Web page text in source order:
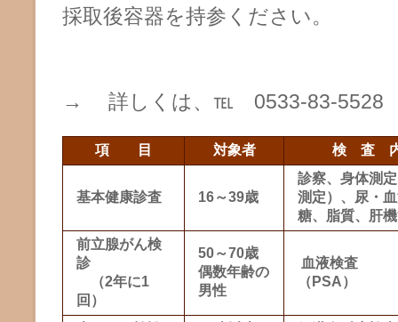
採取後容器を持参ください。
→ 詳しくは、℡ 0533-83-5528
項 目 対象者 検 査
基本健康診査 16～39歳
診察、身体測
測定）、尿・
糖、脂質、肝
前立腺がん検
診
（2年に1
回）
50～70歳
偶数年齢の
男性
血液検査
（PSA）